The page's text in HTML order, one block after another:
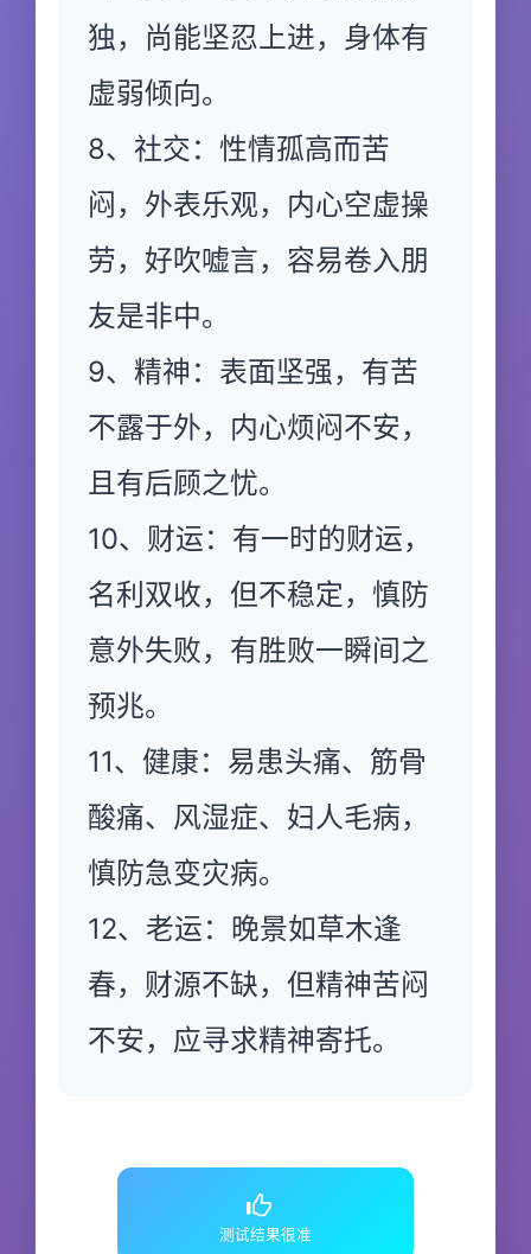
独，尚能坚忍上进，身体有
虚弱倾向。
8、社交：性情孤高而苦
闷，外表乐观，内心空虚操
劳，好吹嘘言，容易卷入朋
友是非中。
9、精神：表面坚强，有苦
不露于外，内心烦闷不安，
且有后顾之忧。
10、财运：有一时的财运，
名利双收，但不稳定，慎防
意外失败，有胜败一瞬间之
预兆。
11、健康：易患头痛、筋骨
酸痛、风湿症、妇人毛病，
慎防急变灾病。
12、老运：晚景如草木逢
春，财源不缺，但精神苦闷
不安，应寻求精神寄托。
测试结果很准